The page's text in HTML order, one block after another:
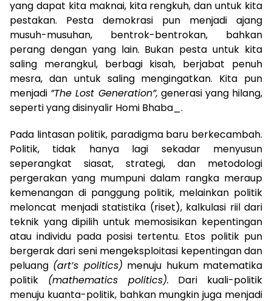
yang dapat kita maknai, kita rengkuh, dan untuk kita
pestakan. Pesta demokrasi pun menjadi ajang
musuh-musuhan, bentrok-bentrokan, bahkan
perang dengan yang lain. Bukan pesta untuk kita
saling merangkul, berbagi kisah, berjabat penuh
mesra, dan untuk saling mengingatkan. Kita pun
menjadi ”The Lost Generation”, generasi yang hilang,
seperti yang disinyalir Homi Bhaba_.
Pada lintasan politik, paradigma baru berkecambah.
Politik, tidak hanya lagi sekadar menyusun
seperangkat siasat, strategi, dan metodologi
pergerakan yang mumpuni dalam rangka meraup
kemenangan di panggung politik, melainkan politik
meloncat menjadi statistika (riset), kalkulasi riil dari
teknik yang dipilih untuk memosisikan kepentingan
atau individu pada posisi tertentu. Etos politik pun
bergerak dari seni mengeksploitasi kepentingan dan
peluang (art’s politics) menuju hukum matematika
politik (mathematics politics). Dari kuali-politik
menuju kuanta-politik, bahkan mungkin juga menjadi